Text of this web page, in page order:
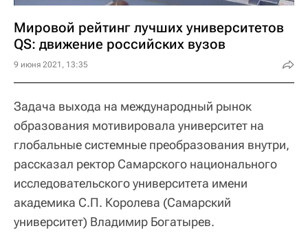
Мировой рейтинг лучших университетов
QS: движение российских вузов
9 июня 2021, 13:35
Задача выхода на международный рынок
образования мотивировала университет на
глобальные системные преобразования внутри,
рассказал ректор Самарского национального
исследовательского университета имени
академика С.П. Королева (Самарский
университет) Владимир Богатырев.